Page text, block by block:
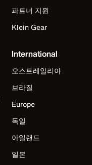
파트너 지원
Klein Gear
International
오스트레일리아
브라질
Europe
독일
아일랜드
일본